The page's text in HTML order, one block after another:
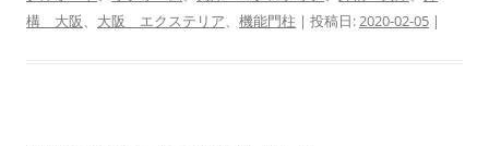
構 大阪、 大阪 エクステリア、 機能門柱 | 投稿日:2020-02-05 |